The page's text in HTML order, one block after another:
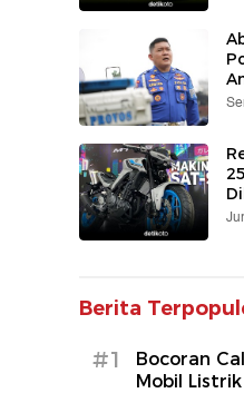
Berita
#1
Bocoran
Mobil Listrik